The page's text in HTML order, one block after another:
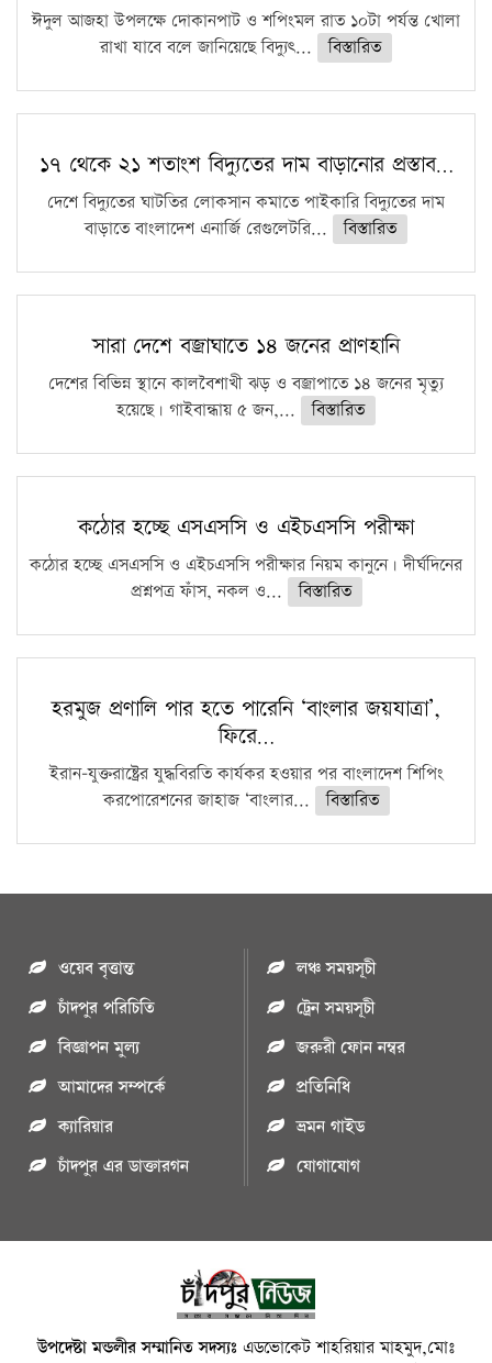
ঈদুল আজহা উপলক্ষে দোকানপাট ও শপিংমল রাত ১০টা পর্যন্ত খোলা
রাখা যাবে বলে জানিয়েছে বিদ্যুৎ...
বিস্তারিত
১৭ থেকে ২১ শতাংশ বিদ্যুতের দাম বাড়ানোর প্রস্তাব…
দেশে বিদ্যুতের ঘাটতির লোকসান কমাতে পাইকারি বিদ্যুতের দাম
বাড়াতে বাংলাদেশ এনার্জি রেগুলেটরি...
বিস্তারিত
সারা দেশে বজ্রাঘাতে ১৪ জনের প্রাণহানি
দেশের বিভিন্ন স্থানে কালবৈশাখী ঝড় ও বজ্রাপাতে ১৪ জনের মৃত্যু
হয়েছে। গাইবান্ধায় ৫ জন,...
বিস্তারিত
কঠোর হচ্ছে এসএসসি ও এইচএসসি পরীক্ষা
কঠোর হচ্ছে এসএসসি ও এইচএসসি পরীক্ষার নিয়ম কানুনে। দীর্ঘদিনের
প্রশ্নপত্র ফাঁস, নকল ও...
বিস্তারিত
হরমুজ প্রণালি পার হতে পারেনি ‘বাংলার জয়যাত্রা’,
ফিরে…
ইরান-যুক্তরাষ্ট্রের যুদ্ধবিরতি কার্যকর হওয়ার পর বাংলাদেশ শিপিং
করপোরেশনের জাহাজ ‘বাংলার...
বিস্তারিত
ওয়েব বৃত্তান্ত
চাঁদপুর পরিচিতি
বিজ্ঞাপন মুল্য
আমাদের সম্পর্কে
ক্যারিয়ার
চাঁদপুর এর ডাক্তারগন
লঞ্চ সময়সূচী
ট্রেন সময়সূচী
জরুরী ফোন নম্বর
প্রতিনিধি
ভ্রমন গাইড
যোগাযোগ
উপদেষ্টা মন্ডলীর সম্মানিত সদস্যঃ এডভোকেট শাহরিয়ার মাহমুদ,মোঃ